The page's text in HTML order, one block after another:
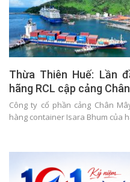
Thừa Thiên Huế: Lần
hãng RCL cập cảng
Công ty cổ phần cảng Chân
hàng container Isara Bhum của